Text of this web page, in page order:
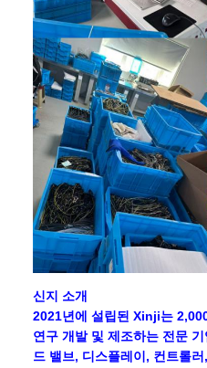
신지 소개
2021년에 설립된 Xinji는
연구 개발 및 제조하는 전문
드 밸브, 디스플레이, 컨트롤